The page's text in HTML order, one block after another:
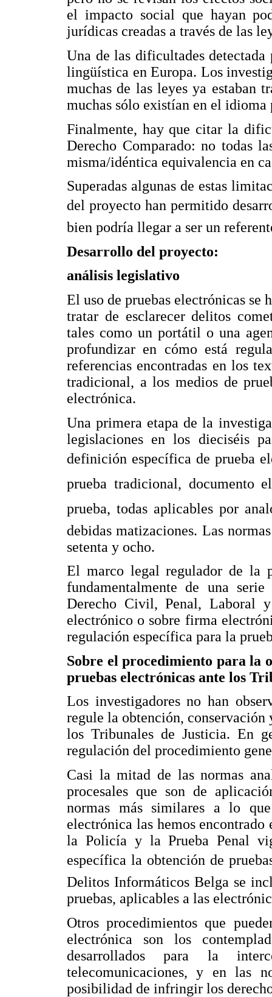
el impacto social que hayan
jurídicas creadas a través de las
Una de las dificultades
lingüística en Europa. Los
muchas de las leyes ya estaban
muchas sólo existían en el
Finalmente, hay que citar la
Derecho Comparado: no todas
misma/idéntica equivalencia en
Superadas algunas de estas
del proyecto han permitido
bien podría llegar a ser un
Desarrollo del proyecto:
análisis legislativo
El uso de pruebas electrónicas se
tratar de esclarecer delitos
tales como un portátil o una
profundizar en cómo está
referencias encontradas en los
tradicional, a los medios de
electrónica.
Una primera etapa de la
legislaciones en los dieciséis
definición específica de prueba
prueba tradicional, documento
prueba, todas aplicables por
debidas matizaciones. Las
setenta y ocho.
El marco legal regulador de la
fundamentalmente de una
Derecho Civil, Penal, Laboral
electrónico o sobre firma
regulación específica para la
Sobre el procedimiento para la
pruebas electrónicas ante los
Los investigadores no han
regule la obtención, conservación
los Tribunales de Justicia. En
regulación del procedimiento
Casi la mitad de las normas
procesales que son de
normas más similares a lo
electrónica las hemos
la Policía y la Prueba Penal
específica la obtención de
Delitos Informáticos Belga se
pruebas, aplicables a las
Otros procedimientos que
electrónica son los
desarrollados para la
telecomunicaciones, y en las
posibilidad de infringir los